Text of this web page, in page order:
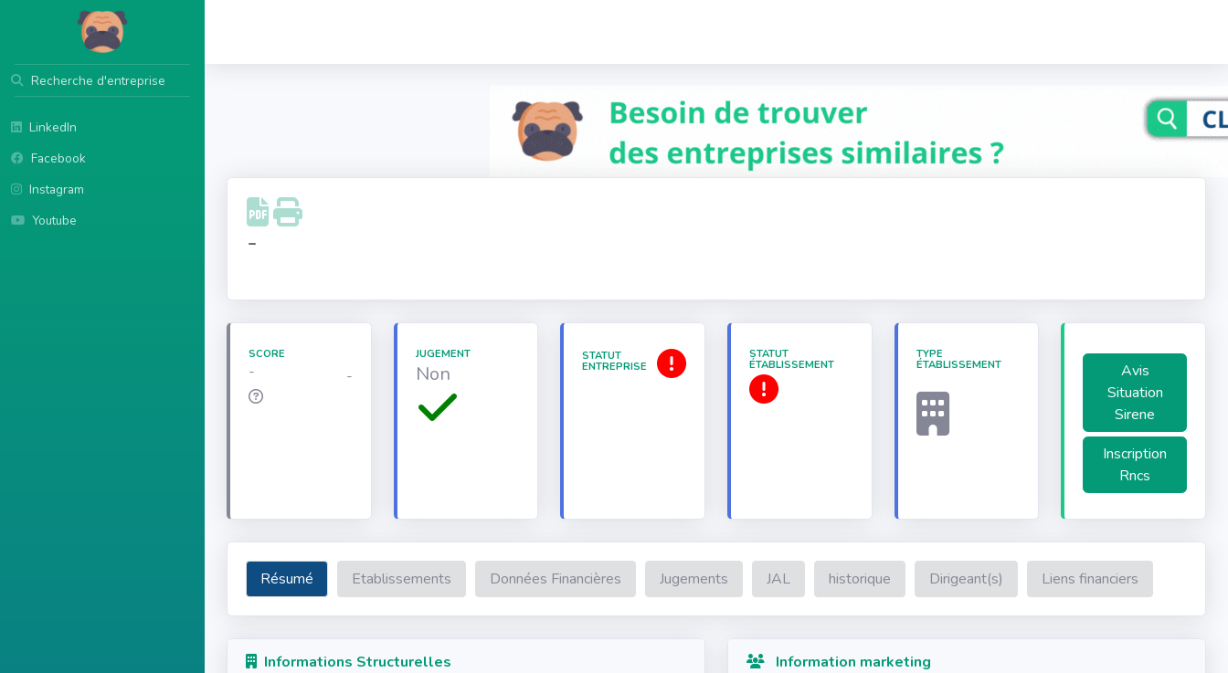
Recherche d'entreprise
LinkedIn
Facebook
Instagram
Youtube
-
SCORE
- -
JUGEMENT
Non
STATUT
ENTREPRISE
STATUT
ÉTABLISSEMENT
TYPE
ÉTABLISSEMENT
Avis
Situation
Sirene
Inscription
Rncs
Résumé Etablissements Données Financières Jugements JAL historique Dirigeant(s) Liens financiers
Informations Structurelles Information marketing